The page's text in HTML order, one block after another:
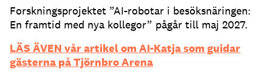
Forskningsprojektet ”AI-robotar i besöksnäringen:
En framtid med nya kollegor” pågår till maj 2027.
LÄS ÄVEN vår artikel om AI-Katja som guidar
gästerna på Tjörnbro Arena